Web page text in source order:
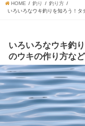
HOME 釣り
釣り方
いろいろなウキ釣りを知ろう！タ
いろいろなウキ釣
のウキの作り方など